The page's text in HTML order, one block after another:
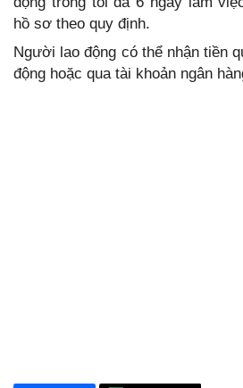
hồ sơ theo quy định.
Người lao động có thể nhận tiền
động hoặc qua tài khoản ngân